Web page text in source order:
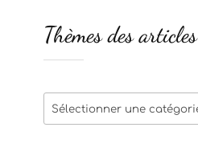
Thèmes des articles
Thèmes
des